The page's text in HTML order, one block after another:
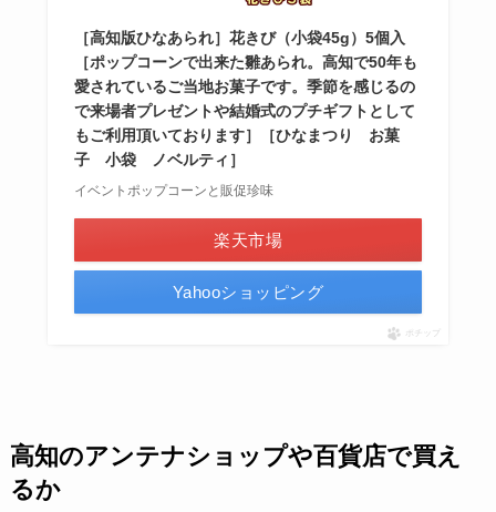
［高知版ひなあられ］花きび（小袋45g）5個入
［ポップコーンで出来た雛あられ。高知で50年も
愛されているご当地お菓子です。季節を感じるの
で来場者プレゼントや結婚式のプチギフトとして
もご利用頂いております］［ひなまつり お菓
子 小袋 ノベルティ］
イベントポップコーンと販促珍味
楽天市場
Yahooショッピング
ポチップ
高知のアンテナショップや百貨店で買え
るか